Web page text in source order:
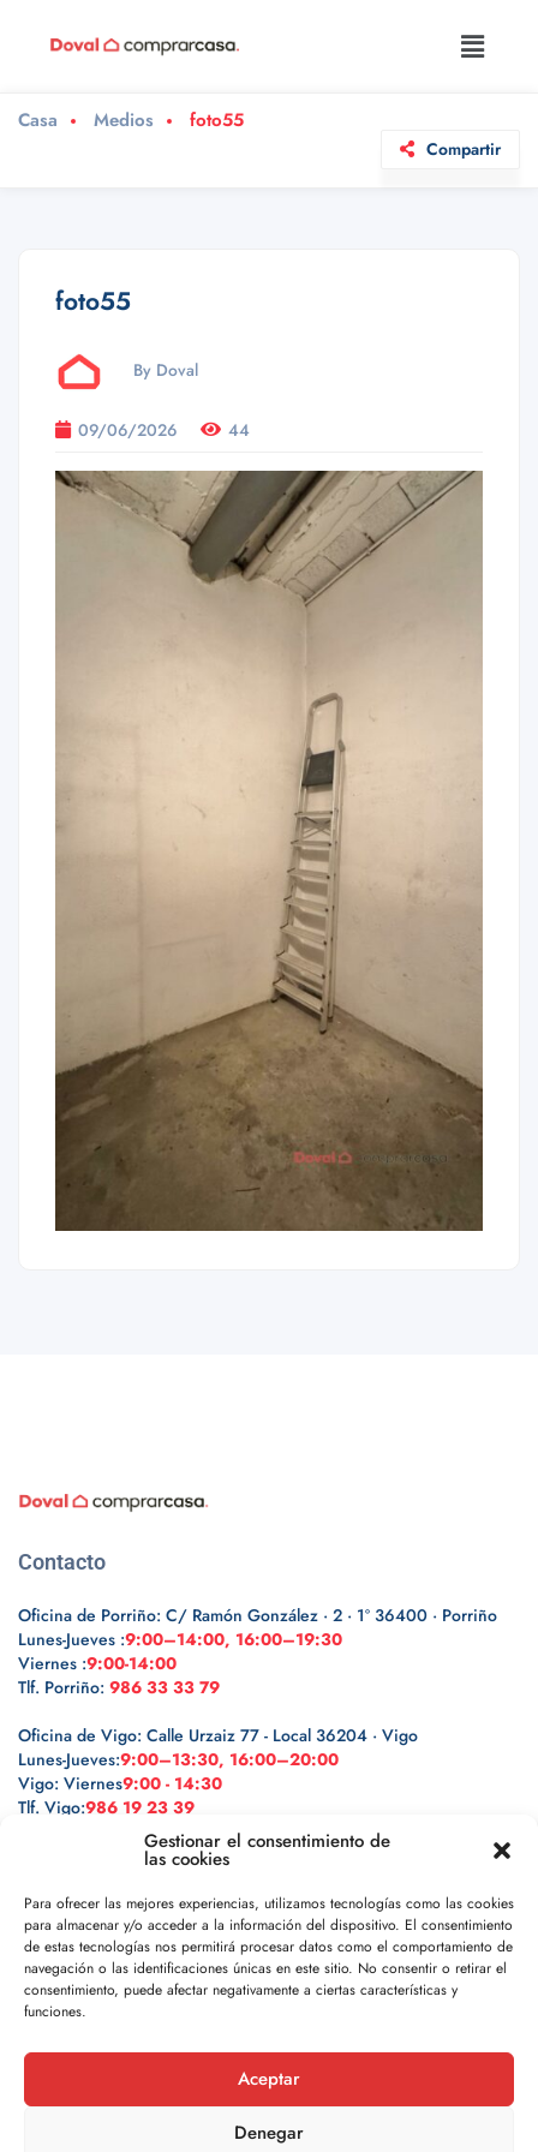
Gestionar el consentimiento de
las cookies
Para ofrecer las mejores experiencias, utilizamos tecnologías como las cookies
para almacenar y/o acceder a la información del dispositivo. El consentimiento
de estas tecnologías nos permitirá procesar datos como el comportamiento de
navegación o las identificaciones únicas en este sitio. No consentir o retirar el
consentimiento, puede afectar negativamente a ciertas características y
funciones.
Aceptar
Denegar
Casa Medios foto55
Compartir
foto55
By Doval
09/06/2026 44
Contacto
Oficina de Porriño: C/ Ramón González · 2 · 1º 36400 · Porriño
Lunes-Jueves :9:00–14:00, 16:00–19:30
Viernes :9:00-14:00
Tlf. Porriño: 986 33 33 79
Oficina de Vigo: Calle Urzaiz 77 - Local 36204 · Vigo
Lunes-Jueves:9:00–13:30, 16:00–20:00
Vigo: Viernes9:00 - 14:30
Tlf. Vigo:986 19 23 39
Legal
Política de privacidad